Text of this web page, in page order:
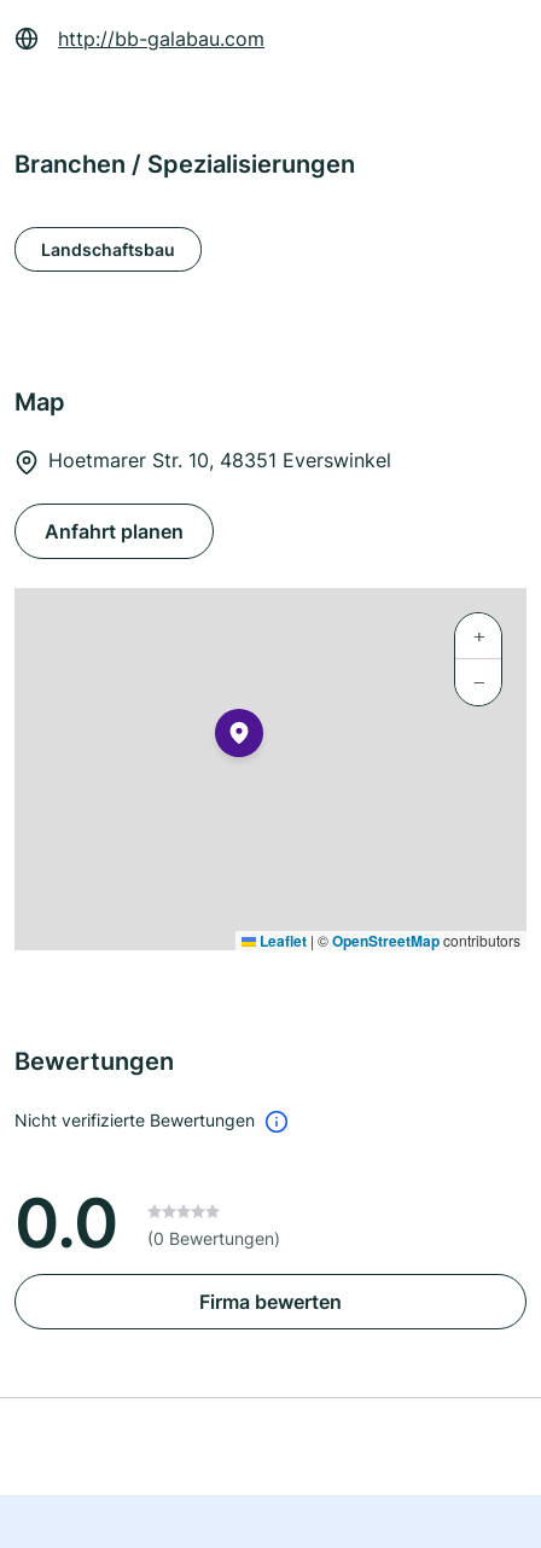
http://bb-galabau.com
Branchen / Spezialisierungen
Landschaftsbau
Map
Hoetmarer Str. 10, 48351 Everswinkel
Anfahrt planen
+
−
Leaflet | ©OpenStreetMapcontributors
Bewertungen
Nicht verifizierte Bewertungen
0.0 (0 Bewertungen)
Firma bewerten